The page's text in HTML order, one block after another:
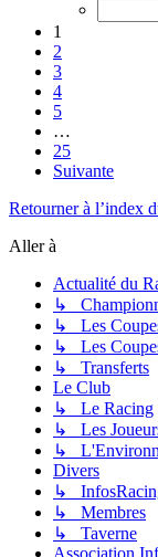
1
2
3
4
5
…
25
Suivante
Retourner à l’index
Aller à
Actualité du
↳
↳ Les
↳ Les
↳ Transferts
Le Club
↳ Le Racing
↳ Les
↳
Divers
↳
↳ Membres
↳ Taverne